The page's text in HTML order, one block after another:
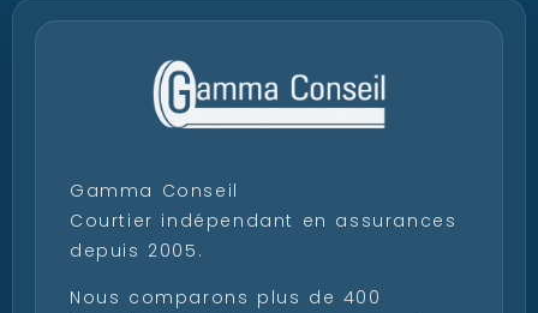
Gamma Conseil
Courtier indépendant en assurances
depuis 2005.
Nous comparons plus de 400